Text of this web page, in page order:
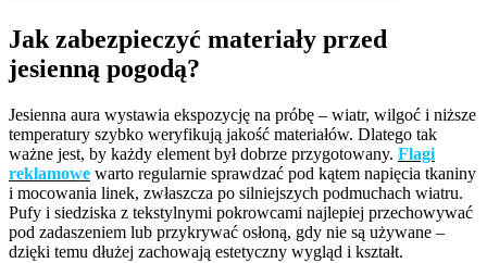
Jak zabezpieczyć materiały przed
jesienną pogodą?
Jesienna aura wystawia ekspozycję na próbę – wiatr, wilgoć i niższe
temperatury szybko weryfikują jakość materiałów. Dlatego tak
ważne jest, by każdy element był dobrze przygotowany. Flagi
reklamowe warto regularnie sprawdzać pod kątem napięcia tkaniny
i mocowania linek, zwłaszcza po silniejszych podmuchach wiatru.
Pufy i siedziska z tekstylnymi pokrowcami najlepiej przechowywać
pod zadaszeniem lub przykrywać osłoną, gdy nie są używane –
dzięki temu dłużej zachowają estetyczny wygląd i kształt.